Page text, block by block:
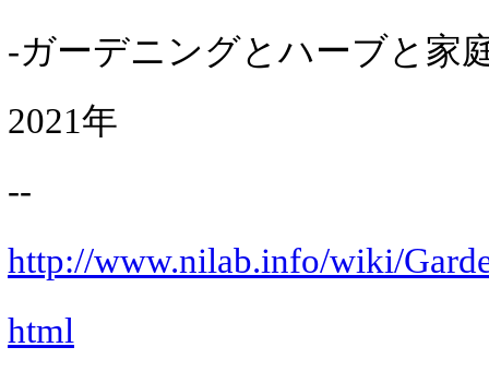
-ガーデニングとハーブと家
2021年
--
http://www.nilab.info/wiki/
html